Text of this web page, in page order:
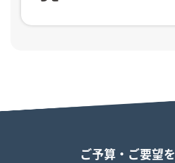
ご予算・ご要望を